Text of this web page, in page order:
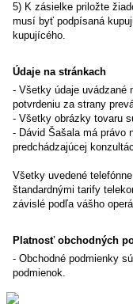
5) K zásielke priložte
musí byť podpísaná
kupujícého.
Údaje na stránkach
- Všetky údaje uvádzané
potvrdeniu za strany
- Všetky obrázky tovaru
- Dávid Šašala má právo
predchádzajúcej
Všetky uvedené
štandardnými tarify
závislé podľa vášho
Platnosť obchodných
- Obchodné podmienky
podmienok.